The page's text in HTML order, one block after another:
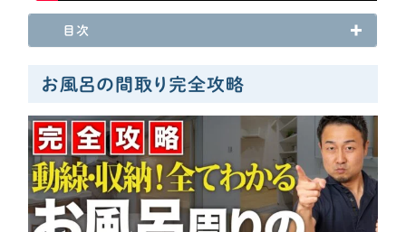
土地探し
間取り
契約後の注意点
目次
お風呂の間取り完全攻略